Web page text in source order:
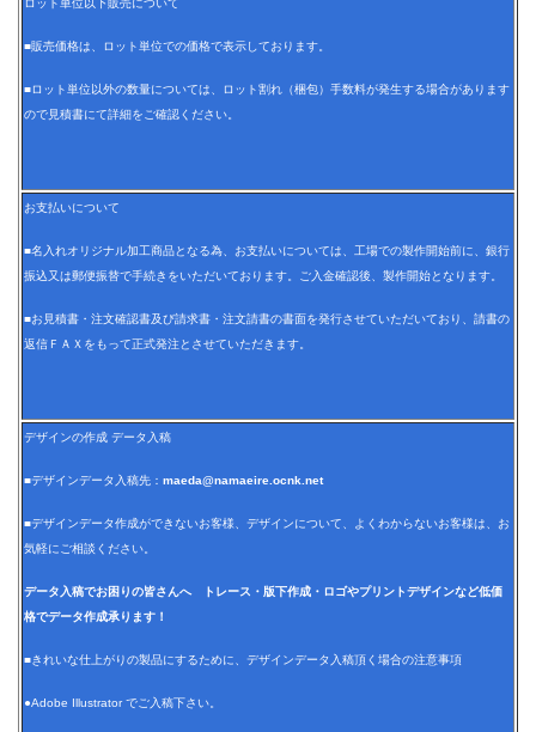
■販売価格は、ロット単位での価格で表示しております。
■ロット単位以外の数量については、ロット割れ（梱包）手数料が発生する場合があります
ので見積書にて詳細をご確認ください。
お支払いについて
■名入れオリジナル加工商品となる為、お支払いについては、工場での製作開始前に、銀行
振込又は郵便振替で手続きをいただいております。ご入金確認後、製作開始となります。
■お見積書・注文確認書及び請求書・注文請書の書面を発行させていただいており、請書の
返信ＦＡＸをもって正式発注とさせていただきます。
デザインの作成 データ入稿
■デザインデータ入稿先： maeda@namaeire.ocnk.net
■デザインデータ作成ができないお客様、デザインについて、よくわからないお客様は、お
気軽にご相談ください。
データ入稿でお困りの皆さんへ トレース・版下作成・ロゴやプリントデザインなど低価
格でデータ作成承ります！
■きれいな仕上がりの製品にするために、デザインデータ入稿頂く場合の注意事項
●Adobe Illustrator でご入稿下さい。